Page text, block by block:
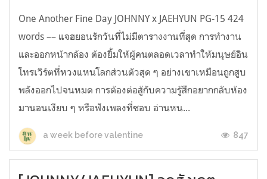
One Another Fine Day JOHNNY x JAEHYUN PG-15 424
words –– แจฮยอนรักวันที่ไม่มีตารางงานที่สุด การทำงาน
และออกหน้ากล้อง ต้องยิ้มให้ผู้คนตลอดเวลาทำให้มนุษย์อิน
โทรเวิร์ตที่หวงแหนโลกส่วนตัวสุด ๆ อย่างเขาเหมือนถูกสูบ
พลังออกไปจนหมด การต้องต่อสู้กับความรู้สึกอยากกลับห้อง
มานอนเงียบ ๆ หรือฟังเพลงที่ชอบ อ่านหน...
a week before valentine 847